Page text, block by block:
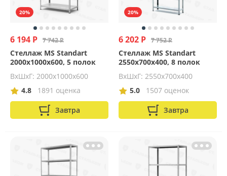
20%
6 194 Р 7 742 Р
Стеллаж MS Standart
2000х1000х600, 5 полок
ВхШхГ: 2000x1000x600
4.8
1891 оценка
Завтра
20%
6 202 Р 7 752 Р
Стеллаж MS Standart
2550х700х400, 8 полок
ВхШхГ: 2550x700x400
5.0
1507 оценок
Завтра